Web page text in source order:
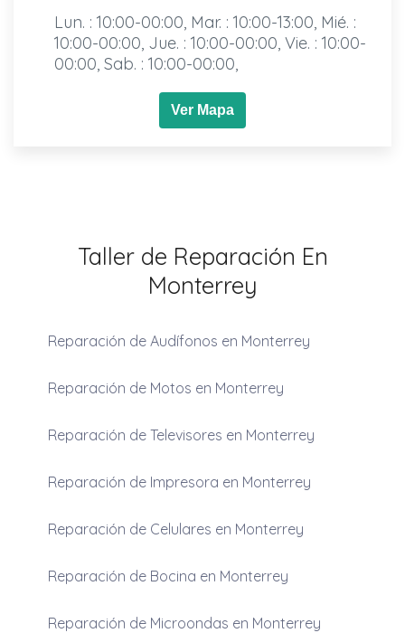
Lun. : 10:00-00:00, Mar. : 10:00-13:00, Mié. :
10:00-00:00, Jue. : 10:00-00:00, Vie. : 10:00-
00:00, Sab. : 10:00-00:00,
Ver Mapa
Taller de Reparación En
Monterrey
Reparación de Audífonos en Monterrey
Reparación de Motos en Monterrey
Reparación de Televisores en Monterrey
Reparación de Impresora en Monterrey
Reparación de Celulares en Monterrey
Reparación de Bocina en Monterrey
Reparación de Microondas en Monterrey